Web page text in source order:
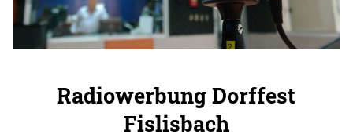
Radiowerbung Dorffest
Fislisbach